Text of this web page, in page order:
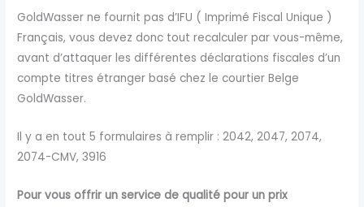
GoldWasser ne fournit pas d’IFU ( Imprimé Fiscal Unique )
Français, vous devez donc tout recalculer par vous-même,
avant d’attaquer les différentes déclarations fiscales d’un
compte titres étranger basé chez le courtier Belge
GoldWasser.
Il y a en tout 5 formulaires à remplir : 2042, 2047, 2074,
2074-CMV, 3916
Pour vous offrir un service de qualité pour un prix